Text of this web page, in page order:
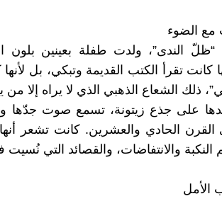
مع الضوء
الندى”، ولدت طفلة بعينين بلون
كانت تقرأ الكتب القديمة وتبكي، بل
ذلك الشعاع الذهبي الذي لا يراه إلا من
على جذع زيتونة، تسمع صوت جدّها
الحادي والعشرين. كانت تشعر
والانتفاضات، والقصائد التي نُسيت
الأمل